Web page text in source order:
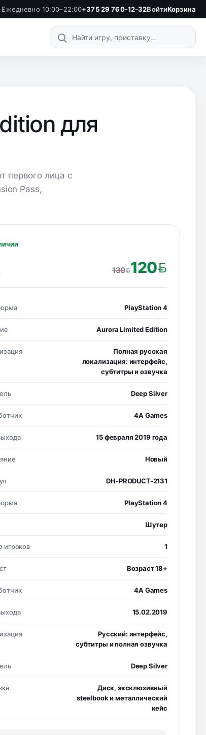
Ежедневно 10:00–22:00+375 29 760-12-32ВойтиКорзина
Поиск по каталогу
для
первого лица с
Pass,
130
BYN 120
BYN
PlayStation 4
Aurora Limited Edition
Полная русская
локализация: интерфейс,
субтитры и озвучка
Deep Silver
4A Games
15 февраля 2019 года
Новый
DH-PRODUCT-2131
PlayStation 4
Шутер
игроков 1
Возраст 18+
4A Games
15.02.2019
Русский: интерфейс,
субтитры и полная озвучка
Deep Silver
Диск, эксклюзивный
steelbook и металлический
кейс